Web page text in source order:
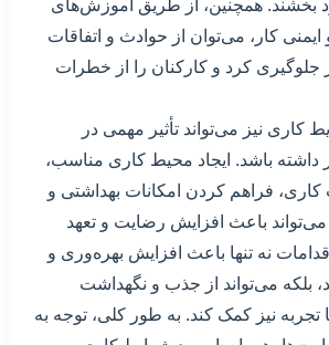
بخشند. همچنین، از طریق آموزش‌های
کار، می‌توان از حوادث و اتفاقات
جلوگیری کرد و کارکنان را از خطرات
کاری نیز می‌تواند تأثیر مهمی در
داشته باشد. ایجاد محیط کاری مناسب،
فراهم کردن امکانات بهداشتی و
می‌تواند باعث افزایش رضایت و تعهد
نه تنها باعث افزایش بهره‌وری و
بلکه می‌تواند از جذب و نگهداشت
تجربه نیز کمک کند. به طور کلی، توجه به